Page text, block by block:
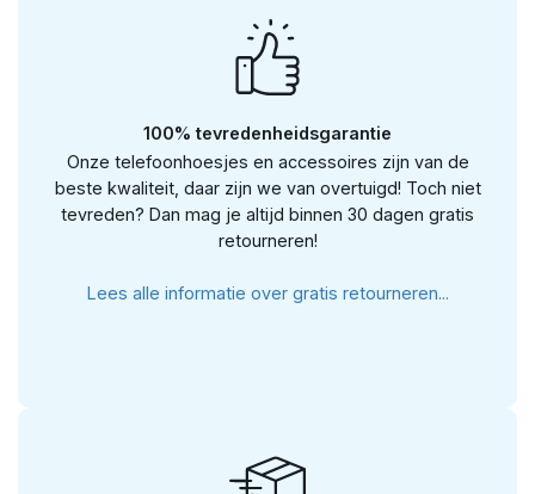
100% tevredenheidsgarantie
Onze telefoonhoesjes en accessoires zijn van de
beste kwaliteit, daar zijn we van overtuigd! Toch niet
tevreden? Dan mag je altijd binnen 30 dagen gratis
retourneren!
Lees alle informatie over gratis retourneren...